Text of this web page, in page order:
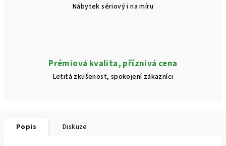
Nábytek sériový i na míru
Prémiová kvalita, příznivá cena
Letitá zkušenost, spokojení zákazníci
Popis Diskuze